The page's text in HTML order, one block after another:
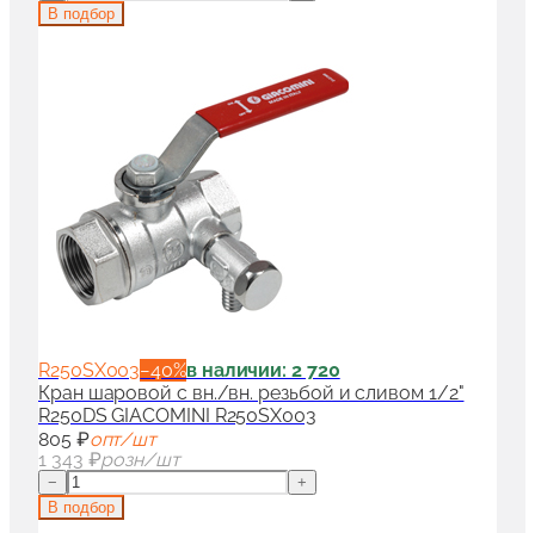
В подбор
R250SX003−40%в наличии: 2 720
Кран шаровой с вн./вн. резьбой и сливом 1/2"
R250DS GIACOMINI R250SX003
805 ₽опт/шт
1 343 ₽розн/шт
−
+
В подбор